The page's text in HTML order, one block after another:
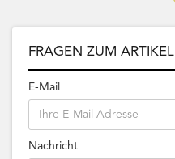
FRAGEN ZUM ARTIKEL
E-Mail
Nachricht